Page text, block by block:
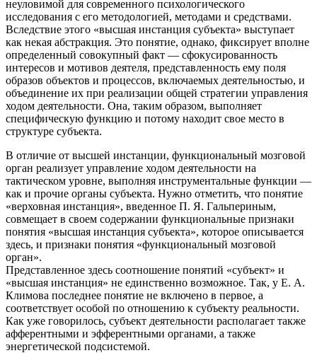
неуловимой для современного психологического
исследования с его методологией, методами и средствами.
Вследствие этого «высшая инстанция субъекта» выступает
как некая абстракция. Это понятие, однако, фиксирует вполне
определенный совокупный факт — сфокусированность
интересов и мотивов деятеля, представленность ему поля
образов объектов и процессов, включаемых деятельностью, и
объединение их при реализации общей стратегии управления
ходом деятельности. Она, таким образом, выполняет
специфическую функцию и потому находит свое место в
структуре субъекта.
В отличие от высшей инстанции, функциональный мозговой
орган реализует управление ходом деятельности на
тактическом уровне, выполняя инструментальные функции —
как и прочие органы субъекта. Нужно отметить, что понятие
«верховная инстанция», введенное П. Я. Гальпериным,
совмещает в своем содержании функциональные признаки
понятия «высшая инстанция субъекта», которое описывается
здесь, и признаки понятия «функциональный мозговой
орган».
Представленное здесь соотношение понятий «субъект» и
«высшая инстанция» не единственно возможное. Так, у Е. А.
Климова последнее понятие не включено в первое, а
соответствует особой по отношению к субъекту реальности.
Как уже говорилось, субъект деятельности располагает также
афферентными и эфферентными органами, а также
энергетической подсистемой.